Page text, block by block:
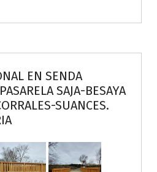
EN SENDA
SAJA-BESAYA
SUANCES.